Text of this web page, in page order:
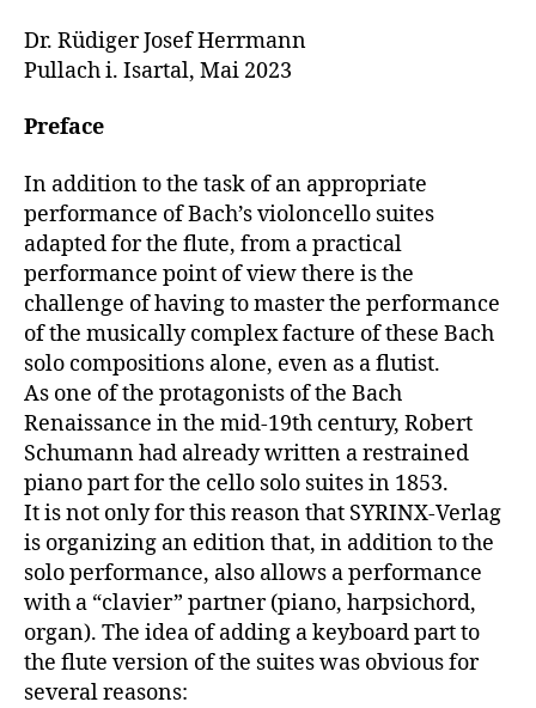
Dr. Rüdiger Josef Herrmann
Pullach i. Isartal, Mai 2023
Preface
In addition to the task of an appropriate
performance of Bach’s violoncello suites
adapted for the flute, from a practical
performance point of view there is the
challenge of having to master the performance
of the musically complex facture of these Bach
solo compositions alone, even as a flutist.
As one of the protagonists of the Bach
Renaissance in the mid-19th century, Robert
Schumann had already written a restrained
piano part for the cello solo suites in 1853.
It is not only for this reason that SYRINX-Verlag
is organizing an edition that, in addition to the
solo performance, also allows a performance
with a “clavier” partner (piano, harpsichord,
organ). The idea of adding a keyboard part to
the flute version of the suites was obvious for
several reasons: